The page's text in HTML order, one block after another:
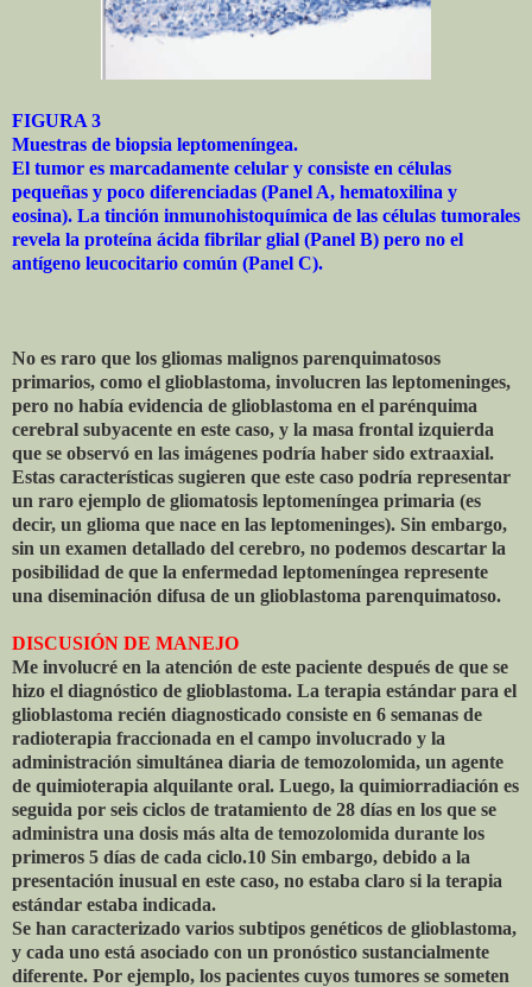
FIGURA 3
Muestras de biopsia leptomeníngea.
El tumor es marcadamente celular y consiste en células
pequeñas y poco diferenciadas (Panel A, hematoxilina y
eosina). La tinción inmunohistoquímica de las células tumorales
revela la proteína ácida fibrilar glial (Panel B) pero no el
antígeno leucocitario común (Panel C).
No es raro que los gliomas malignos parenquimatosos
primarios, como el glioblastoma, involucren las leptomeninges,
pero no había evidencia de glioblastoma en el parénquima
cerebral subyacente en este caso, y la masa frontal izquierda
que se observó en las imágenes podría haber sido extraaxial.
Estas características sugieren que este caso podría representar
un raro ejemplo de gliomatosis leptomeníngea primaria (es
decir, un glioma que nace en las leptomeninges). Sin embargo,
sin un examen detallado del cerebro, no podemos descartar la
posibilidad de que la enfermedad leptomeníngea represente
una diseminación difusa de un glioblastoma parenquimatoso.
DISCUSIÓN DE MANEJO
Me involucré en la atención de este paciente después de que se
hizo el diagnóstico de glioblastoma. La terapia estándar para el
glioblastoma recién diagnosticado consiste en 6 semanas de
radioterapia fraccionada en el campo involucrado y la
administración simultánea diaria de temozolomida, un agente
de quimioterapia alquilante oral. Luego, la quimiorradiación es
seguida por seis ciclos de tratamiento de 28 días en los que se
administra una dosis más alta de temozolomida durante los
primeros 5 días de cada ciclo.10 Sin embargo, debido a la
presentación inusual en este caso, no estaba claro si la terapia
estándar estaba indicada.
Se han caracterizado varios subtipos genéticos de glioblastoma,
y ​​cada uno está asociado con un pronóstico sustancialmente
diferente. Por ejemplo, los pacientes cuyos tumores se someten